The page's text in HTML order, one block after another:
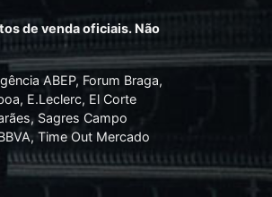
de venda oficiais. Não
ABEP, Forum Braga,
E.Leclerc, El Corte
Sagres Campo
Time Out Mercado